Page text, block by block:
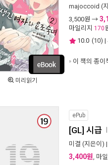
미리읽기
majoccoid (
3,500원 →
마일리지 170
10.0 (10) |
이 책의 종이
ePub
[GL] 시급
미결 (지은이) |
3,400원, 마